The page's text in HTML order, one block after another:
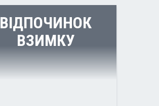
ВІДПОЧИНОК
ВЗИМКУ